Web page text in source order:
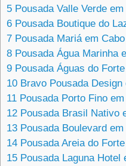
5 Pousada Valle Verde
6 Pousada Boutique do
7 Pousada Mariá em
8 Pousada Água Marinha
9 Pousada Águas do
10 Bravo Pousada Design
11 Pousada Porto Fino
12 Pousada Brasil Nativo
13 Pousada Boulevard
14 Pousada Areia do
15 Pousada Laguna Hotel